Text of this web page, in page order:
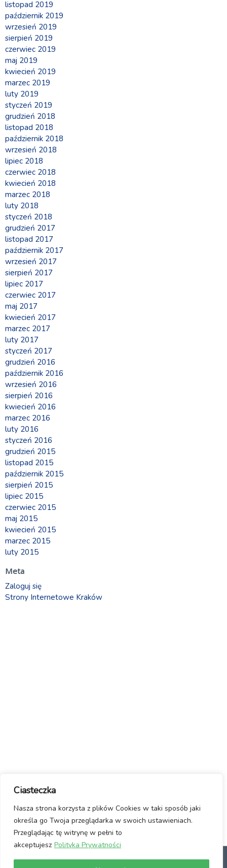
Ciasteczka
Nasza strona korzysta z plików Cookies w taki sposób jaki
określa go Twoja przeglądarka w swoich ustawieniach.
Przeglądając tę witrynę w pełni to
akceptujesz Polityka Prywatności
listopad 2019
październik 2019
wrzesień 2019
sierpień 2019
czerwiec 2019
maj 2019
kwiecień 2019
marzec 2019
luty 2019
styczeń 2019
grudzień 2018
listopad 2018
październik 2018
wrzesień 2018
lipiec 2018
czerwiec 2018
kwiecień 2018
marzec 2018
luty 2018
styczeń 2018
grudzień 2017
listopad 2017
październik 2017
wrzesień 2017
sierpień 2017
lipiec 2017
czerwiec 2017
maj 2017
kwiecień 2017
marzec 2017
luty 2017
styczeń 2017
grudzień 2016
październik 2016
wrzesień 2016
sierpień 2016
kwiecień 2016
marzec 2016
luty 2016
styczeń 2016
grudzień 2015
listopad 2015
październik 2015
sierpień 2015
lipiec 2015
czerwiec 2015
maj 2015
kwiecień 2015
marzec 2015
luty 2015
Meta
Zaloguj się
Strony Internetowe Kraków